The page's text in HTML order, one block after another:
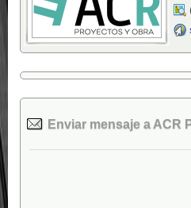
Enviar mensaje a ACR